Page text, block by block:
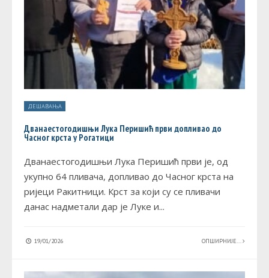
ДЕШАВАЊА
Дванаестогодишњи Лука Перишић први допливао до
Часног крста у Рогатици
Дванаестогодишњи Лука Перишић први је, од
укупно 64 пливача, допливао до Часног крста на
ријеци Ракитници. Крст за који су се пливачи
данас надметали дар је Луке и...
19/01/2026 ОПШИРНИЈЕ...